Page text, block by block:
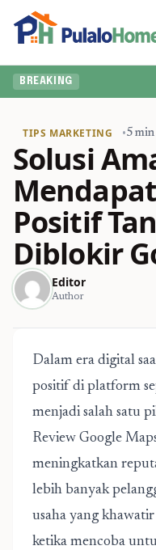
BREAKING
TIPS MARKETING •5
Solusi
Positif
Diblokir
Editor
Author
Dalam era digital
positif di platform
menjadi salah satu
Review Google
meningkatkan
lebih banyak
usaha yang
ketika mencoba